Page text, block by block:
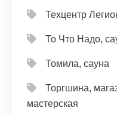
Техцентр
То Что Надо,
Томила, сауна
Торгшина,
мастерская